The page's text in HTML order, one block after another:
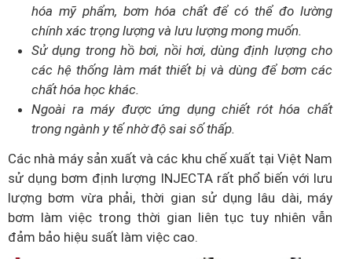
hóa mỹ phẩm, bơm hóa chất để có thể đo lường
chính xác trọng lượng và lưu lượng mong muốn.
Sử dụng trong hồ bơi, nồi hơi, dùng định lượng cho
các hệ thống làm mát thiết bị và dùng để bơm các
chất hóa học khác.
Ngoài ra máy được ứng dụng chiết rót hóa chất
trong ngành y tế nhờ độ sai số thấp.
Các nhà máy sản xuất và các khu chế xuất tại Việt Nam
sử dụng bơm định lượng INJECTA rất phổ biến với lưu
lượng bơm vừa phải, thời gian sử dụng lâu dài, máy
bơm làm việc trong thời gian liên tục tuy nhiên vẫn
đảm bảo hiệu suất làm việc cao.